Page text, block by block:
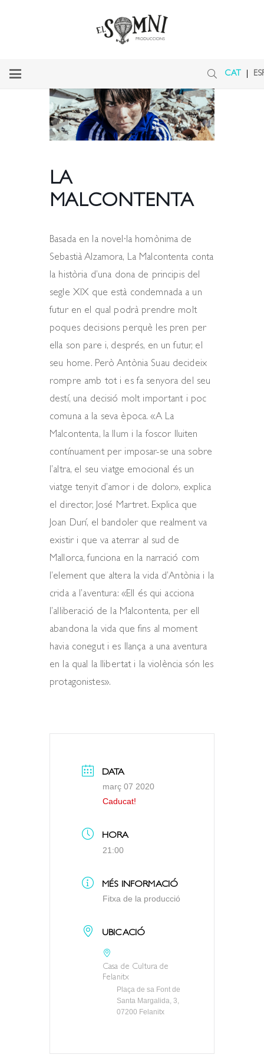
CAT
LA
MALCONTENTA
Basada en la novel·la homònima de
Sebastià Alzamora, La Malcontenta conta
la història d’una dona de principis del
segle XIX que està condemnada a un
futur en el qual podrà prendre molt
poques decisions perquè les pren per
ella son pare i, després, en un futur, el
seu home. Però Antònia Suau decideix
rompre amb tot i es fa senyora del seu
destí, una decisió molt important i poc
comuna a la seva època. «A La
Malcontenta, la llum i la foscor lluiten
contínuament per imposar-se una sobre
l’altra, el seu viatge emocional és un
viatge tenyit d’amor i de dolor», explica
el director, José Martret. Explica que
Joan Durí, el bandoler que realment va
existir i que va aterrar al sud de
Mallorca, funciona en la narració com
l’element que altera la vida d’Antònia i la
crida a l’aventura: «Ell és qui acciona
l’alliberació de la Malcontenta, per ell
abandona la vida que fins al moment
havia conegut i es llança a una aventura
en la qual la llibertat i la violència són les
protagonistes».
DATA
març 07 2020
Caducat!
HORA
21:00
MÉS INFORMACIÓ
Fitxa de la producció
UBICACIÓ
Casa de Cultura de
Felanitx
Plaça de sa Font de
Santa Margalida, 3,
07200 Felanitx